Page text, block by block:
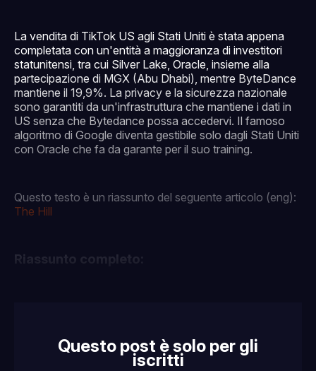
La vendita di TikTok US agli Stati Uniti è stata appena
completata con un'entità a maggioranza di investitori
statunitensi, tra cui Silver Lake, Oracle, insieme alla
partecipazione di MGX (Abu Dhabi), mentre ByteDance
mantiene il 19,9%. La privacy e la sicurezza nazionale
sono garantiti da un'infrastruttura che mantiene i dati in
US senza che Bytedance possa accedervi. Il famoso
algoritmo di Google diventa gestibile solo dagli Stati Uniti
con Oracle che fa da garante per il suo training.
Questo testo è un riassunto del seguente articolo (eng):
The Hill
Riassunto completo:
Questo post è solo per gli
iscritti